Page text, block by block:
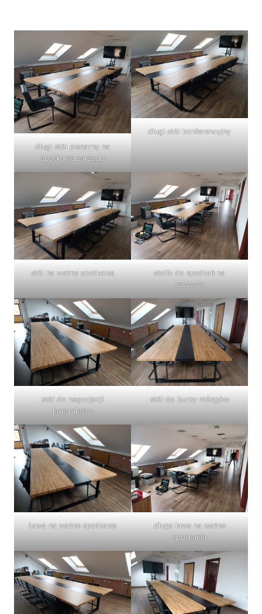
długi stół plenarny na
spotkania zarządu
długi stół konferencyjny
stół na ważne spotkania
stolik do spotkań na
szczycie
stół do negocjacji
kontraktów
stół do burzy mózgów
Ława na ważne spotkania
długa ława na ważne
spotkania